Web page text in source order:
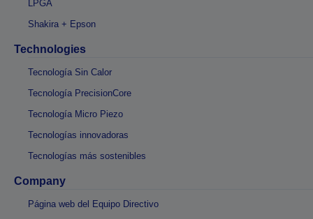
LPGA
Shakira + Epson
Technologies
Tecnología Sin Calor
Tecnología PrecisionCore
Tecnología Micro Piezo
Tecnologías innovadoras
Tecnologías más sostenibles
Company
Página web del Equipo Directivo